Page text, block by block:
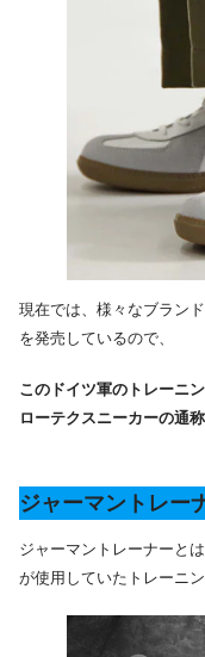
現在では、様々なブラン
を発売しているので、
このドイツ軍のトレーニ
ローテクスニーカーの通称
ジャーマントレー
ジャーマントレーナーと
が使用していたトレーニ